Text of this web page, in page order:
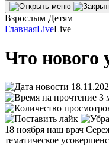
Взрослым Детям
ГлавнаяLiveLive
Что нового
3
18 ноября наш врач
тематическое